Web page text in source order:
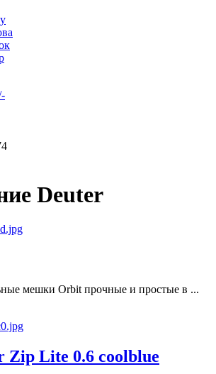
Deuter
мешки Orbit прочные и простые в ...
Zip Lite 0.6 coolblue